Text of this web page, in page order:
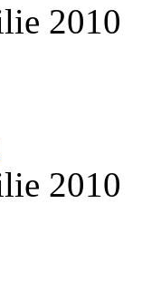
2010
2010